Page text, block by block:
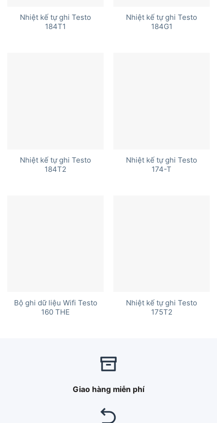
Nhiệt kế tự ghi Testo
184T1
Nhiệt kế tự ghi Testo
184G1
Nhiệt kế tự ghi Testo
184T2
Nhiệt kế tự ghi Testo
174-T
Bộ ghi dữ liệu Wifi Testo
160 THE
Nhiệt kế tự ghi Testo
175T2
Giao hàng miễn phí